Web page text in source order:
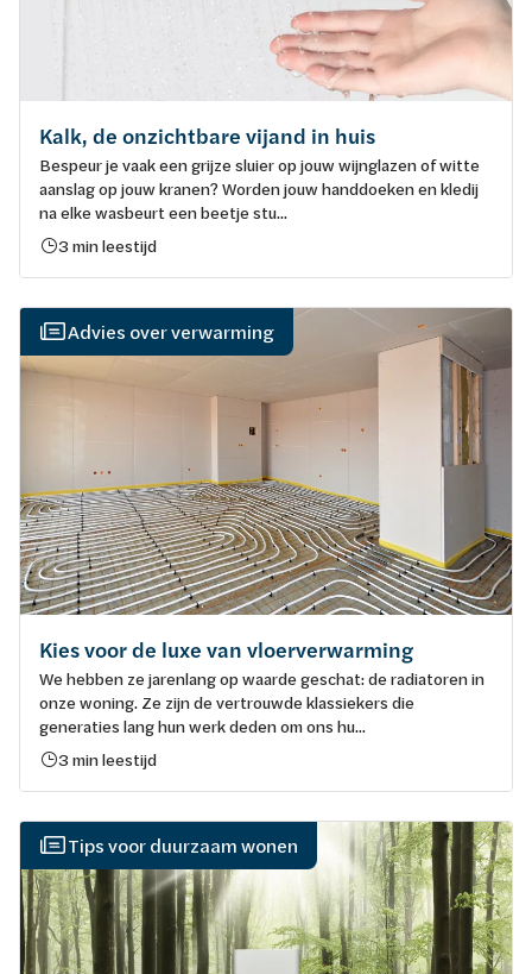
Kalk, de onzichtbare vijand in huis
Bespeur je vaak een grijze sluier op jouw wijnglazen of witte
aanslag op jouw kranen? Worden jouw handdoeken en kledij
na elke wasbeurt een beetje stu...
3 min leestijd
Advies over verwarming
Kies voor de luxe van vloerverwarming
We hebben ze jarenlang op waarde geschat: de radiatoren in
onze woning. Ze zijn de vertrouwde klassiekers die
generaties lang hun werk deden om ons hu...
3 min leestijd
Tips voor duurzaam wonen